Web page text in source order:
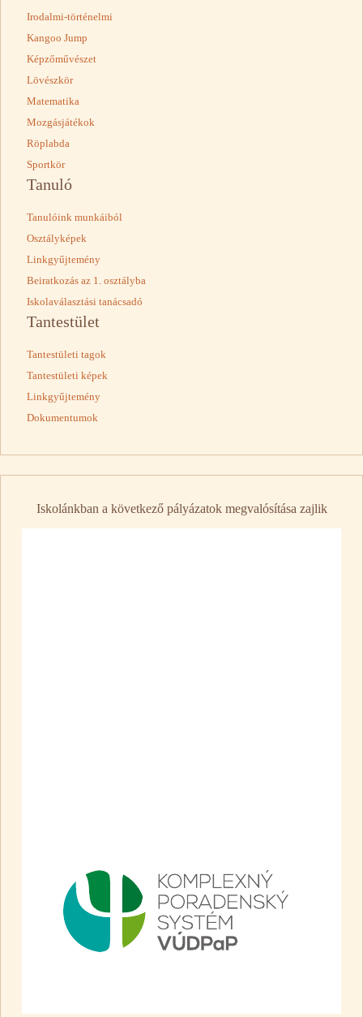
Irodalmi-történelmi
Kangoo Jump
Képzőművészet
Lövészkör
Matematika
Mozgásjátékok
Röplabda
Sportkör
Tanuló
Tanulóink munkáiból
Osztályképek
Linkgyűjtemény
Beiratkozás az 1. osztályba
Iskolaválasztási tanácsadó
Tantestület
Tantestületi tagok
Tantestületi képek
Linkgyűjtemény
Dokumentumok
Iskolánkban a következő pályázatok megvalósítása zajlik